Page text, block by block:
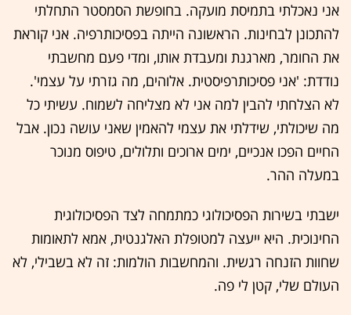
אני נאכלתי בתמיסת מועקה. בחופשת הסמסטר התחלתי
להתכונן לבחינות. הראשונה הייתה בפסיכותרפיה. אני קוראת
את החומר, מארגנת ומעבדת אותו, ומדי פעם מחשבתי
נודדת: 'אני פסיכותרפיסטית. אלוהים, מה גזרתי על עצמי'.
לא הצלחתי להבין למה אני לא מצליחה לשמוח. עשיתי כל
מה שיכולתי, שידלתי את עצמי להאמין שאני עושה נכון. אבל
החיים הפכו אנכיים, ימים ארוכים ותלולים, טיפוס מנוכר
במעלה ההר.
ישבתי בשירות הפסיכולוגי כמתמחה לצד הפסיכולוגית
החינוכית. היא ייעצה למטופלת האלגנטית, אמא לתאומות
שחוות הזנחה רגשית. והמחשבות הולמות: זה לא בשבילי, לא
העולם שלי, קטן לי פה.